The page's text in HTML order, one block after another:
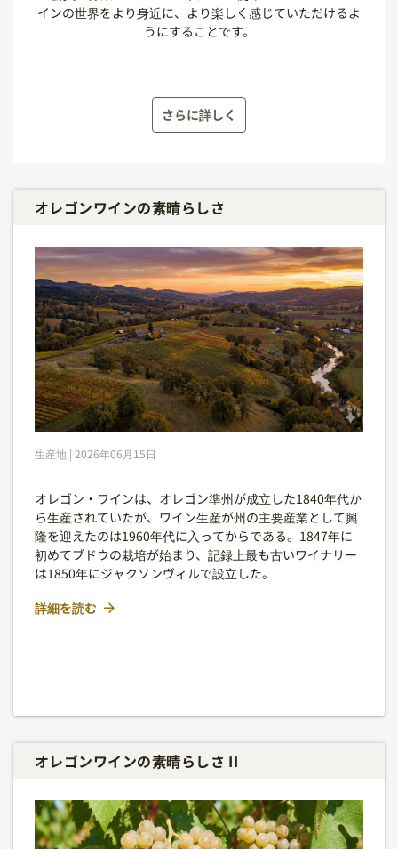
インの世界をより身近に、より楽しく感じていただけるよ
うにすることです。
さらに詳しく
オレゴンワインの素晴らしさ
生産地 | 2026年06月15日
オレゴン・ワインは、オレゴン準州が成立した1840年代か
ら生産されていたが、ワイン生産が州の主要産業として興
隆を迎えたのは1960年代に入ってからである。1847年に
初めてブドウの栽培が始まり、記録上最も古いワイナリー
は1850年にジャクソンヴィルで設立した。
詳細を読む
オレゴンワインの素晴らしさ II